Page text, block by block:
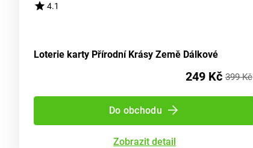
4.1
Loterie karty Přírodní Krásy Země Dálkové
249 Kč 399 Kč
Do obchodu
Zobrazit detail